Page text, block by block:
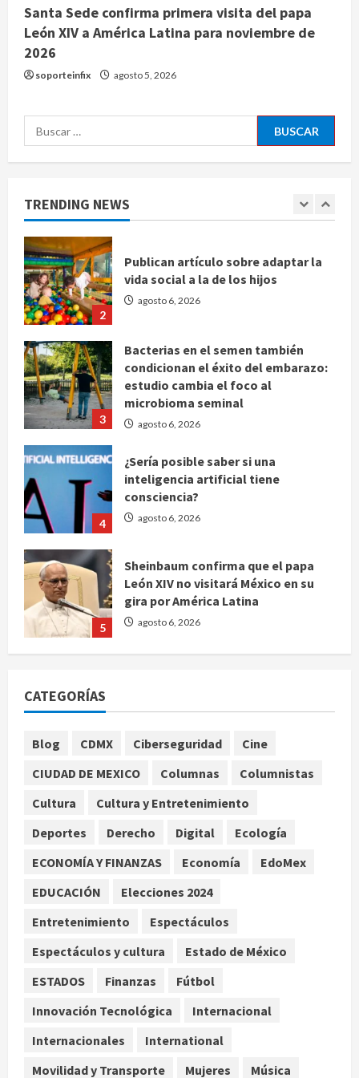
Santa Sede confirma primera visita del papa
León XIV a América Latina para noviembre de
2026
soporteinfix agosto 5, 2026
Buscar:
TRENDING NEWS
Sheinbaum confirma que el papa
gira por América Latina
1
Bad Bunny enfrenta dos demandas
millonarias por uso no consentido
2
Publican artículo sobre adaptar la
vida social a la de los hijos
agosto 6, 2026
3
Bacterias en el semen también
condicionan el éxito del embarazo:
estudio cambia el foco al
microbioma seminal
agosto 6, 2026
4
¿Sería posible saber si una
inteligencia artificial tiene
consciencia?
agosto 6, 2026
5
Sheinbaum confirma que el papa
León XIV no visitará México en su
gira por América Latina
agosto 6, 2026
Publican artículo sobre adaptar la
vida social a la de los hijos
Bacterias en el semen también
condicionan el éxito del embarazo:
microbioma seminal
4
¿Sería posible saber si una
consciencia?
agosto 6, 2026
CATEGORÍAS
Blog CDMX Ciberseguridad
Cine
CIUDAD DE MEXICO
Columnas
Columnistas
Cultura
Cultura y Entretenimiento
Deportes
Derecho Digital
Ecología
ECONOMÍA Y FINANZAS
Economía
EdoMex
EDUCACIÓN
Elecciones 2024
Entretenimiento
Espectáculos
Espectáculos y cultura
Estado de México
ESTADOS
Finanzas
Fútbol
Innovación Tecnológica
Internacional
Internacionales
International
Movilidad y Transporte
Mujeres Música